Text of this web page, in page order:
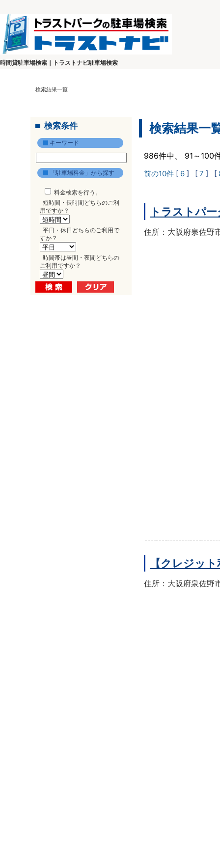
時間貸駐車場検索｜トラストナビ駐車場検索
検索結果一覧
検索条件
キーワード
「駐車場料金」から探す
料金検索を行う。
短時間・長時間どちらのご利
用ですか？
平日・休日どちらのご利用で
すか？
時間帯は昼間・夜間どちらの
ご利用ですか？
検索結果一
986件中、 91～100
前の10件 [ 6 ] [ 7 ] [
トラストパ
住所：大阪府泉佐野
【クレジッ
住所：大阪府泉佐野